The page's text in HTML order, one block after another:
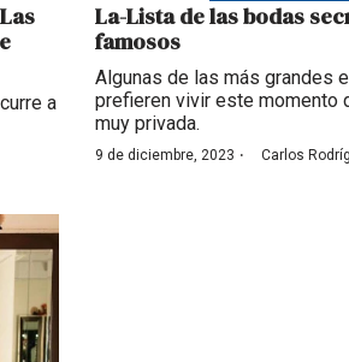
a
La-Lista de las bodas
famosos
Algunas de las más grandes
prefieren vivir este momento
muy privada.
9 de diciembre, 2023 · Carlos